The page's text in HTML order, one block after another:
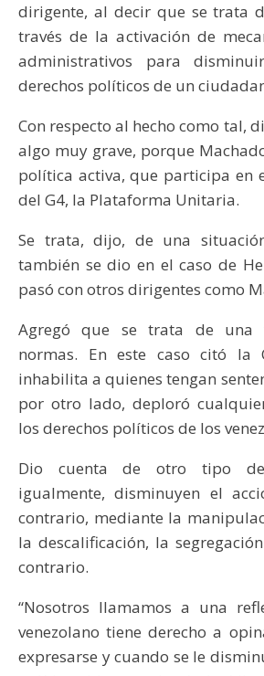
dirigente, al decir que se trata
través de la activación de
administrativos para
derechos políticos de un
Con respecto al hecho como tal,
algo muy grave, porque
política activa, que participa en
del G4, la Plataforma Unitaria.
Se trata, dijo, de una
también se dio en el caso de
pasó con otros dirigentes como
Agregó que se trata de una
normas. En este caso citó la
inhabilita a quienes tengan
por otro lado, deploró
los derechos políticos de los
Dio cuenta de otro tipo
igualmente, disminuyen el
contrario, mediante la
la descalificación, la
contrario.
“Nosotros llamamos a una
venezolano tiene derecho a
expresarse y cuando se le